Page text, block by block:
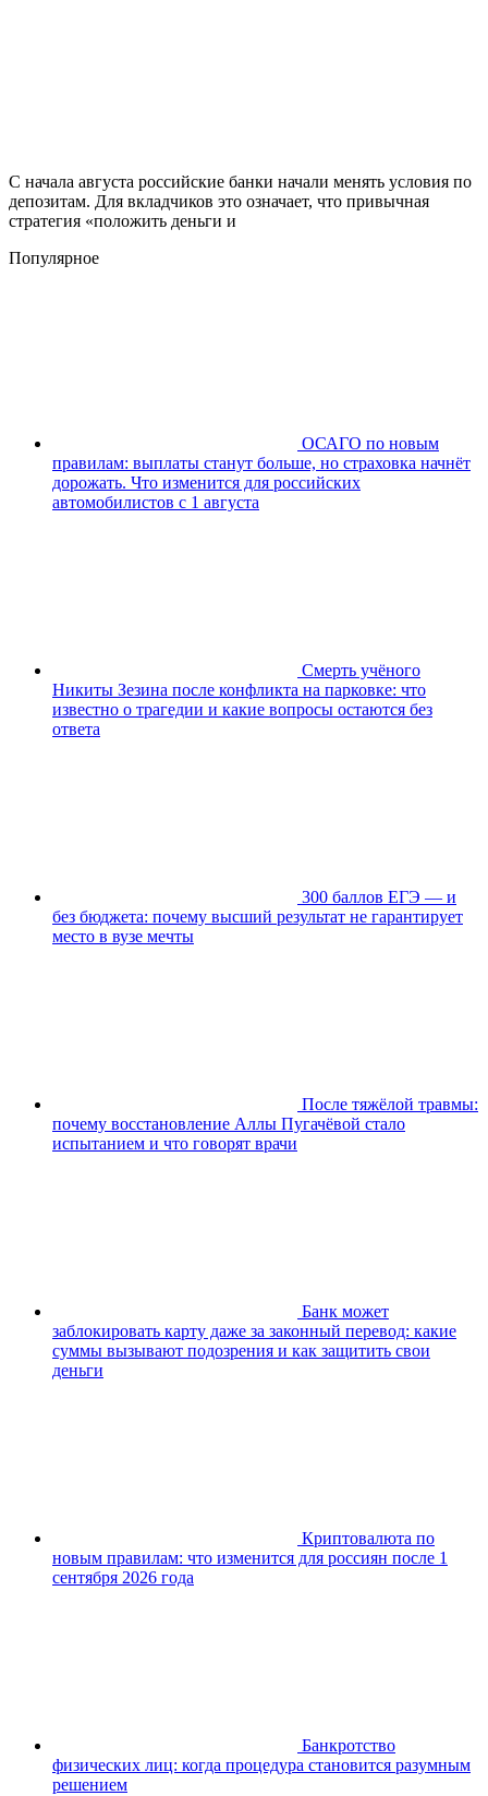
С начала августа российские банки начали менять условия по
депозитам. Для вкладчиков это означает, что привычная
стратегия «положить деньги и
Популярное
ОСАГО по новым
правилам: выплаты станут больше, но страховка начнёт
дорожать. Что изменится для российских
автомобилистов с 1 августа
Смерть учёного
Никиты Зезина после конфликта на парковке: что
известно о трагедии и какие вопросы остаются без
ответа
300 баллов ЕГЭ — и
без бюджета: почему высший результат не гарантирует
место в вузе мечты
После тяжёлой травмы:
почему восстановление Аллы Пугачёвой стало
испытанием и что говорят врачи
Банк может
заблокировать карту даже за законный перевод: какие
суммы вызывают подозрения и как защитить свои
деньги
Криптовалюта по
новым правилам: что изменится для россиян после 1
сентября 2026 года
Банкротство
физических лиц: когда процедура становится разумным
решением